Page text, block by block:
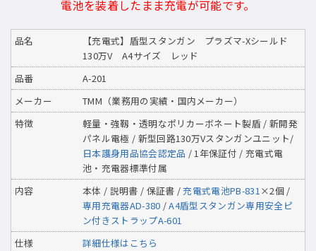
電池を装着したまま充電が可能です。
品名
【充電式】盾型スタンガン プラズマ-Xシールド
130万V A4サイズ レッド
品番
A-201
メーカー
TMM（業務用の実績・国内メーカー）
特徴
軽量・強靱・透明なポリカーボネート製盾 / 新開発
パネル電極 / 新型回路130万Vスタンガンユニット/
日本護身用品協会認定品 / 1年保証付 / 充電式電
池・充電器標準付属
内容
本体 / 説明書 / 保証書 /充電式電池PB-831×2個 /
専用充電器AD-380 /A4盾型スタンガン専用安全ピ
ン付きストラップA-601
仕様
詳細仕様はこちら